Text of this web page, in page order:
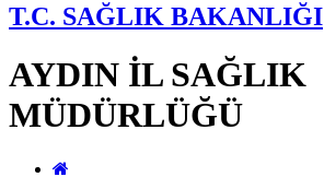
T.C. SAĞLIK BAKANLIĞI
AYDIN İL SAĞLIK
MÜDÜRLÜĞÜ